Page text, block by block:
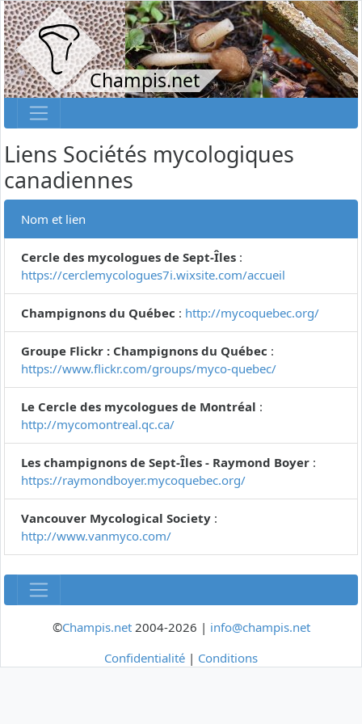
Champis.net
Liens Sociétés mycologiques
canadiennes
Nom et lien
Cercle des mycologues de Sept-Îles :
https://cerclemycologues7i.wixsite.com/accueil
Champignons du Québec : http://mycoquebec.org/
Groupe Flickr : Champignons du Québec :
https://www.flickr.com/groups/myco-quebec/
Le Cercle des mycologues de Montréal :
http://mycomontreal.qc.ca/
Les champignons de Sept-Îles - Raymond Boyer :
https://raymondboyer.mycoquebec.org/
Vancouver Mycological Society :
http://www.vanmyco.com/
©Champis.net2004-2026 | info@champis.net
Confidentialité | Conditions